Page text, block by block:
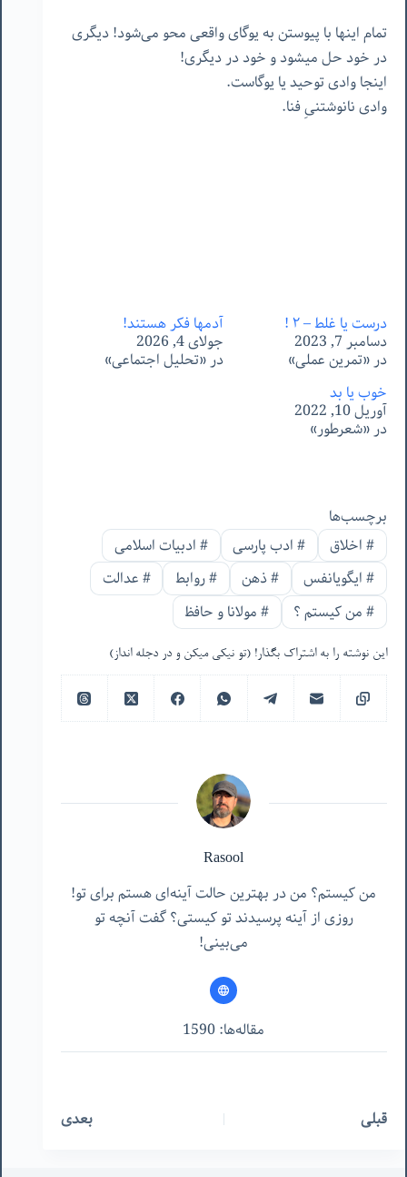
تمام اینها با پیوستن به یوگای واقعی محو می‌شود! دیگری
در خود حل میشود و خود در دیگری!
اینجا وادی توحید یا یوگاست.
وادی نانوشتنیِ فنا.
درست یا غلط – ٢ !
دسامبر 7, 2023
در «تمرین عملی»
آدمها فکر هستند!
جولای 4, 2026
در «تحلیل اجتماعی»
خوب یا بد
آوریل 10, 2022
در «شعرطور»
برچسب‌ها
#اخلاق #ادب پارسی #ادبیات اسلامی
#ایگویانفس #ذهن #روابط #عدالت
#من‌ کیستم ؟ #مولانا و حافظ
این نوشته را به اشتراک بگذار! (تو نیکی میکن و در دجله انداز)
Rasool
من کیستم؟ من در بهترین حالت آینه‌ای هستم برای تو!
روزی از آینه پرسیدند تو کیستی؟ گفت آنچه تو
می‌بینی!
مقاله‌ها: 1590
قبلی بعدی